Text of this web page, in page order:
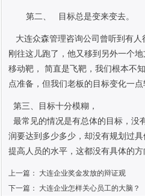
第二、 目标总是变来变去。
大连众森管理咨询公司曾听到有
刚往这儿跑了，他又移到另外一个
移动靶，
简直是飞靶，我们根本不
点准备，但我们老板的目标变化一
第三、目标十分模糊，
最常见的情况是有总体的目标，没
润要达到多少多少，却没有规划过
提高人员的水平，这都没有具体的
上一篇：
大连企业奖金发放的辩证观
下一篇：
大连企业怎样关心员工的大脑？